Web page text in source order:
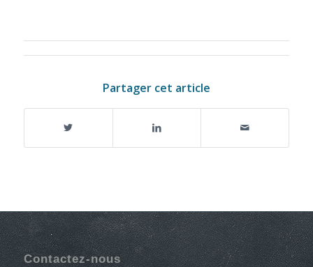
Partager cet article
Contactez-nous